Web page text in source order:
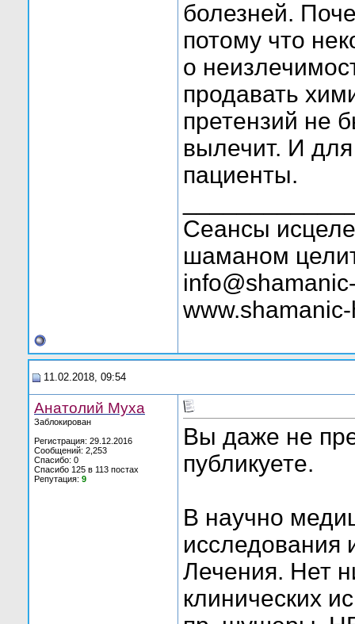
болезней.
потому что
о
продавать
претензий не
вылечит. И
пациенты.
Сеансы
шаманом
11.02.2018, 09:54
Анатолий Муха
Заблокирован
Регистрация: 29.12.2016
Сообщений: 2,253
Спасибо: 0
Спасибо 125 в 113 постах
Репутация: 9
Вы даже не
публикуете.
В научно
исследования
Лечения. Нет
клинических